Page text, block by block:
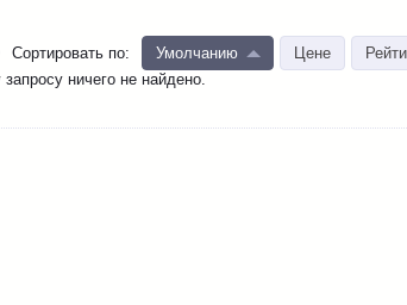
Сортировать по: Умолчанию Цене
ничего не найдено.